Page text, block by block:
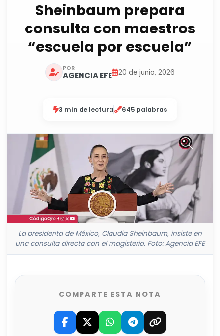
Sheinbaum prepara
consulta con maestros
“escuela por escuela”
POR
AGENCIA EFE 20 de junio, 2026
3 min de lectura 645 palabras
La presidenta de México, Claudia Sheinbaum, insiste en
una consulta directa con el magisterio. Foto: Agencia EFE
COMPARTE ESTA NOTA